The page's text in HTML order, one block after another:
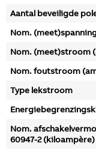
Aantal beveiligde
Nom.
Nom. (meet)stroom
Nom. foutstroom
Type lekstroom
Nom.
60947-2 (kiloampère)